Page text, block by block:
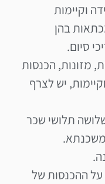
וקיימות
בהן
סיום.
מזונות, הכנסות
יש לצרף
תלושי שכר
על ההכנסות של